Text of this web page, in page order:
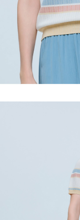
任。
４．使用「AFTEE先享
時審查核予不同之上限額
請求用戶進行身份認證。
５．嚴禁一人註冊多個帳
恩沛科技股份有限公司將
宅配離島
每筆NT$120，滿
付款後門市自取
免運費
海外配送